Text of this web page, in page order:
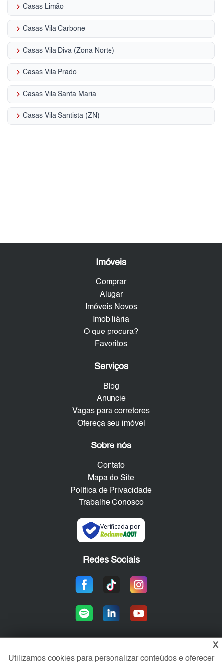
keyboard_arrow_right Casas Limão
keyboard_arrow_right Casas Vila Carbone
keyboard_arrow_right Casas Vila Diva (Zona Norte)
keyboard_arrow_right Casas Vila Prado
keyboard_arrow_right Casas Vila Santa Maria
keyboard_arrow_right Casas Vila Santista (ZN)
Imóveis
Comprar
Alugar
Imóveis Novos
Imobiliária
O que procura?
Favoritos
Serviços
Blog
Anuncie
Vagas para corretores
Ofereça seu imóvel
Sobre nós
Contato
Mapa do Site
Política de Privacidade
Trabalhe Conosco
Verificada por
Redes Sociais
Área exclusiva aos anunciantes,
X
Utilizamos cookies para personalizar conteúdos e oferecer